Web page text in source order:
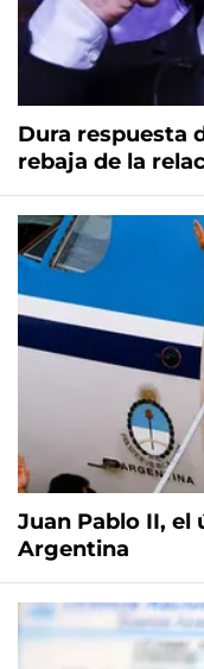
Dura respuesta
rebaja de la
Juan Pablo II, el
Argentina